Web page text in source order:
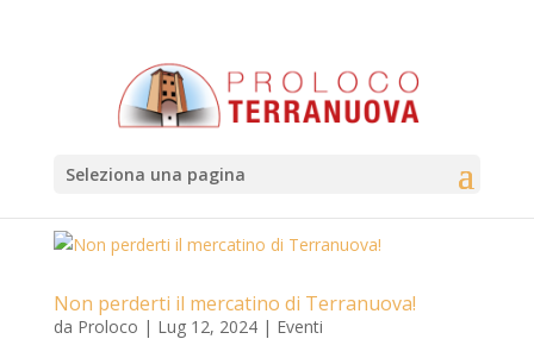
Seleziona una pagina
Non perderti il mercatino di Terranuova!
da Proloco | Lug 12, 2024| Eventi